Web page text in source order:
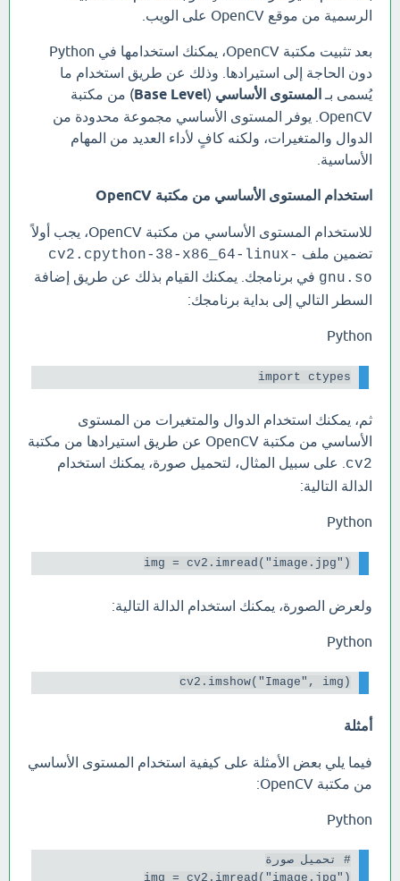
الرسمية من موقع OpenCV على الويب.
بعد تثبيت مكتبة OpenCV، يمكنك استخدامها في Python
دون الحاجة إلى استيرادها. وذلك عن طريق استخدام ما
يُسمى بـ المستوى الأساسي (
Base Level) من مكتبة
OpenCV. يوفر المستوى الأساسي مجموعة محدودة من
الدوال والمتغيرات، ولكنه كافٍ لأداء العديد من المهام
الأساسية.
استخدام المستوى الأساسي من مكتبة OpenCV
للاستخدام المستوى الأساسي من مكتبة OpenCV، يجب أولاً
تضمين ملف cv2.cpython-38-x86_64-linux-
gnu.so في برنامجك. يمكنك القيام بذلك عن طريق إضافة
السطر التالي إلى بداية برنامجك:
Python
import ctypes
ثم، يمكنك استخدام الدوال والمتغيرات من المستوى
الأساسي من مكتبة OpenCV عن طريق استيرادها من مكتبة
cv2 . على سبيل المثال، لتحميل صورة، يمكنك استخدام
الدالة التالية:
Python
img = cv2.imread("image.jpg")
ولعرض الصورة، يمكنك استخدام الدالة التالية:
Python
cv2.imshow("Image", img)
أمثلة
فيما يلي بعض الأمثلة على كيفية استخدام المستوى الأساسي
من مكتبة OpenCV:
Python